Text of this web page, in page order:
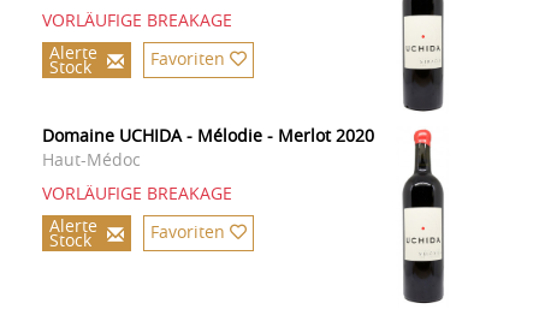
VORLÄUFIGE BREAKAGE
Alerte
Stock Favoriten
Domaine UCHIDA - Mélodie - Merlot 2020
Haut-Médoc
VORLÄUFIGE BREAKAGE
Alerte
Stock Favoriten